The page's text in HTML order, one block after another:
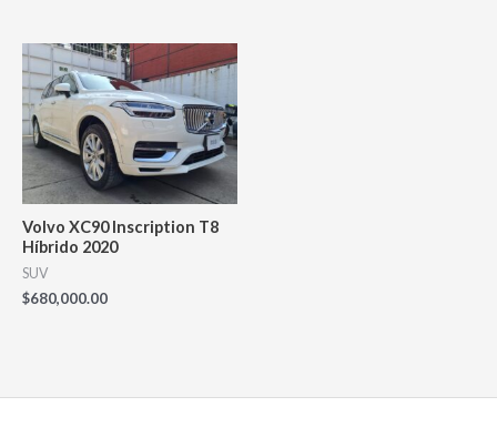
Volvo XC90 Inscription T8
Híbrido 2020
SUV
$680,000.00